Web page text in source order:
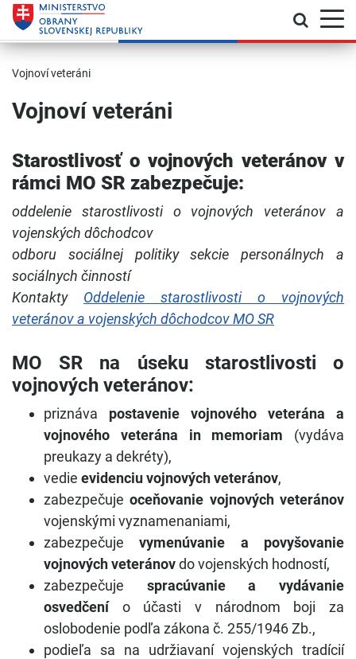
Skočiť na hlavnú navigáciu
Skočiť na obsah
Skočiť na bočný panel
Skočiť na pätičku
Kontakt
Prehlásenie o prístupnosti
Vojnoví veteráni
Vojnoví veteráni
Starostlivosť o vojnových veteránov v
rámci MO SR zabezpečuje:
oddelenie starostlivosti o vojnových veteránov a
vojenských dôchodcov
odboru sociálnej politiky sekcie personálnych a
sociálnych činností
Kontakty Oddelenie starostlivosti o vojnových
veteránov a vojenských dôchodcov MO SR
MO SR na úseku starostlivosti o
vojnových veteránov:
priznáva postavenie vojnového veterána a
vojnového veterána in memoriam (vydáva
preukazy a dekréty),
vedie evidenciu vojnových veteránov,
zabezpečujeoceňovanie vojnových veteránov
vojenskými vyznamenaniami,
zabezpečujevymenúvanie a povyšovanie
vojnových veteránovdo vojenských hodností,
zabezpečuje spracúvanie a vydávanie
osvedčení o účasti v národnom boji za
oslobodenie podľa zákona č. 255/1946 Zb.,
podieľa sa na udržiavaní vojenských tradícií